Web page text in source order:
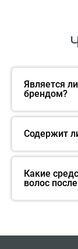
Является
брендом?
Содержит
Какие
волос